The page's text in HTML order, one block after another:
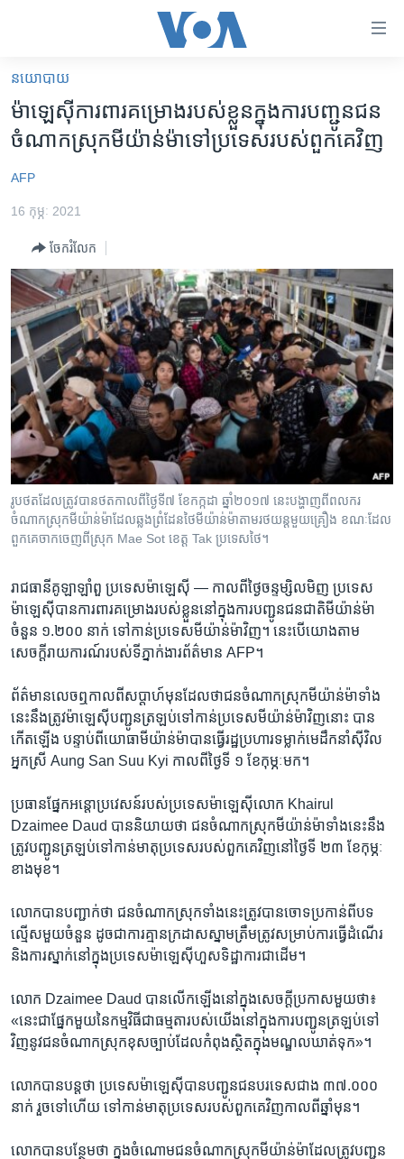
គេហទំព័រ​
ទាក់ទង
រំលង​
និង​
ទំព័រ​
ម្តង
រំលង​
និង​
ចូល​
ទៅ​
ទំព័រ​
រចនា
សម្ព័ន្ធ​
រំលង​
និង​
ទៅ​
កាន់​
អន្តរជាតិ
ហេឡូវីអូអេ
កម្ពុជាច្នៃប្រតិដ្ឋ
ព្រឹត្តិការណ៍ព័ត៌មាន
ទូរទស្សន៍ / វីដេអូ​
វិទ្យុ / ផតខាសថ៍
កម្មវិធីទាំងអស់
Khmer English
បណ្តាញ​សង្គម
នយោបាយ
ម៉ាឡេស៊ី​ការពារ​គម្រោង​របស់​ខ្លួន​ក្នុង​ការ​បញ្ជូន​ជន​
ចំណាក​ស្រុក​មីយ៉ាន់ម៉ា​ទៅ​ប្រទេស​របស់​ពួកគេ​វិញ
AFP
16 កុម្ភៈ 2021
ចែករំលែក
រូបថត​ដែល​ត្រូវ​បាន​ថត​កាល​ពី​ថ្ងៃទី៧ ខែកក្កដា ឆ្នាំ២០១៧ នេះ​បង្ហាញ​ពី​ពលករ​
ចំណាកស្រុក​មីយ៉ាន់ម៉ា​​ដែល​ឆ្លង​ព្រំដែន​ថៃ​មីយ៉ាន់ម៉ា​តាម​រថយន្ដ​មួយ​គ្រឿង ខណៈ​ដែល​
ពួកគេ​ចាកចេញ​ពី​ស្រុក Mae Sot ខេត្ត Tak ប្រទេស​ថៃ។
រាជធានី​គូឡាឡាំពួ ប្រទេស​ម៉ាឡេស៊ី — កាលពី​ថ្ងៃ​ចន្ទ​ម្សិលមិញ ប្រទេស​
ម៉ាឡេស៊ី​បាន​ការពារ​គម្រោង​របស់​ខ្លួន​នៅ​ក្នុង​ការ​បញ្ជូន​ជនជាតិ​មីយ៉ាន់ម៉ា​
ចំនួន ១.២០០ នាក់ ទៅ​កាន់​ប្រទេស​មីយ៉ាន់ម៉ា​វិញ។ នេះ​បើ​យោង​តាម​
សេចក្ដី​រាយការណ៍​របស់​ទីភ្នាក់ងារ​ព័ត៌មាន AFP។
ព័ត៌មាន​លេច​ឮ​កាល​ពី​សប្តាហ៍​មុន​ដែល​ថា​ជន​ចំណាក​ស្រុក​មីយ៉ាន់ម៉ា​ទាំង​
នេះ​នឹង​ត្រូវ​ម៉ាឡេស៊ី​បញ្ជូន​ត្រឡប់​ទៅ​កាន់​ប្រទេស​មីយ៉ាន់ម៉ា​វិញ​នោះ បាន​
កើតឡើង បន្ទាប់ពី​យោធា​មីយ៉ាន់ម៉ា​បាន​ធ្វើ​រដ្ឋប្រហារ​ទម្លាក់​មេដឹកនាំ​ស៊ីវិល​
អ្នកស្រី Aung San Suu Kyi កាលពី​ថ្ងៃ​ទី ១ ខែ​កុម្ភៈ​មក។
ប្រធាន​ផ្នែក​អន្តោប្រវេសន៍​របស់​ប្រទេស​ម៉ាឡេស៊ី​លោក Khairul
Dzaimee Daud បាន​និយាយ​ថា ជន​ចំណាក​ស្រុក​មីយ៉ាន់ម៉ា​ទាំង​នេះ​នឹង​
ត្រូវ​បញ្ជូន​ត្រឡប់​ទៅ​កាន់​មាតុ​ប្រទេស​របស់​ពួកគេ​វិញ​នៅ​ថ្ងៃ​ទី ២៣ ខែ​កុម្ភៈ​
ខាង​មុខ។
លោក​បាន​បញ្ជាក់​ថា ជន​ចំណាក​ស្រុក​ទាំង​នេះ​ត្រូវ​បាន​ចោទ​ប្រកាន់​ពី​បទ​
ល្មើស​មួយ​ចំនួន ដូចជា​ការ​គ្មាន​ក្រដាស​ស្នាម​ត្រឹមត្រូវ​សម្រាប់​ការ​ធ្វើដំណើរ
និង​ការ​ស្នាក់នៅ​ក្នុង​ប្រទេស​ម៉ាឡេស៊ី​ហួស​ទិដ្ឋាការ​ជាដើម។
លោក Dzaimee Daud បាន​លើកឡើង​នៅ​ក្នុង​សេចក្ដី​ប្រកាស​មួយ​ថា៖
«នេះ​ជា​ផ្នែក​មួយ​នៃ​កម្មវិធី​ជា​ធម្មតា​របស់​យើង​នៅ​ក្នុង​ការ​បញ្ជូន​ត្រឡប់​ទៅ​
វិញ​នូវ​ជន​ចំណាក​ស្រុក​ខុស​ច្បាប់​ដែល​កំពុង​ស្ថិត​ក្នុង​មណ្ឌល​ឃាត់​ទុក»។
លោក​បាន​បន្ត​ថា ប្រទេស​ម៉ាឡេស៊ី​បាន​បញ្ជូន​ជន​បរទេស​ជាង ៣៧.០០០
នាក់ រួច​ទៅ​ហើយ ទៅ​កាន់​មាតុ​ប្រទេស​របស់​ពួកគេ​វិញ​កាល​ពី​ឆ្នាំ​មុន។
លោក​បាន​បន្ថែម​ថា ក្នុង​ចំណោម​ជន​ចំណាក​ស្រុក​មីយ៉ាន់ម៉ា​ដែល​ត្រូវ​បញ្ជូន​